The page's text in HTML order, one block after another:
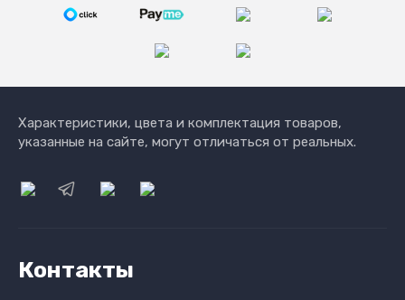
Характеристики, цвета и комплектация товаров,
указанные на сайте, могут отличаться от реальных.
Контакты